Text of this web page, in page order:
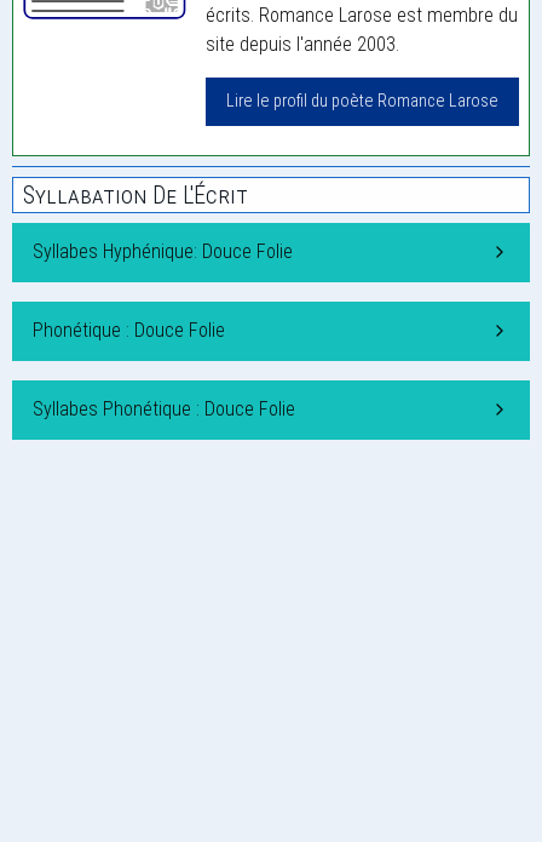
écrits. Romance Larose est membre du
site depuis l'année 2003.
Lire le profil du poète Romance Larose
Syllabation De L'Écrit
Syllabes Hyphénique: Douce Folie
Phonétique : Douce Folie
Syllabes Phonétique : Douce Folie